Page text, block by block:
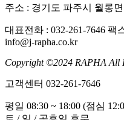
주소 : 경기도 파주시 월롱
대표전화 : 032-261-7646 팩
info@j-rapha.co.kr
Copyright ©2024 RAPHA All
고객센터 032-261-7646
평일 08:30 ~ 18:00 (점심